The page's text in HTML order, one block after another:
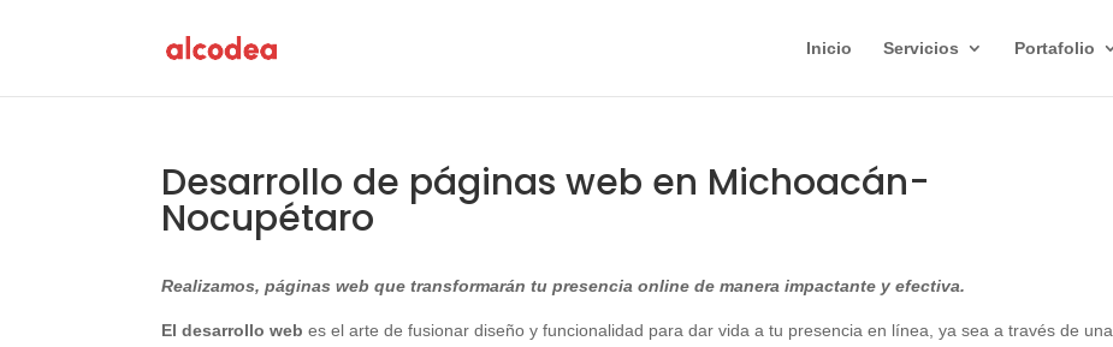
Inicio Servicios Portafolio
Desarrollo de páginas web en Michoacán-
Nocupétaro
Realizamos, páginas web que transformarán tu presencia online de manera impactante y efectiva.
El desarrollo web es el arte de fusionar diseño y funcionalidad para dar vida a tu presencia en línea, ya sea a través de una